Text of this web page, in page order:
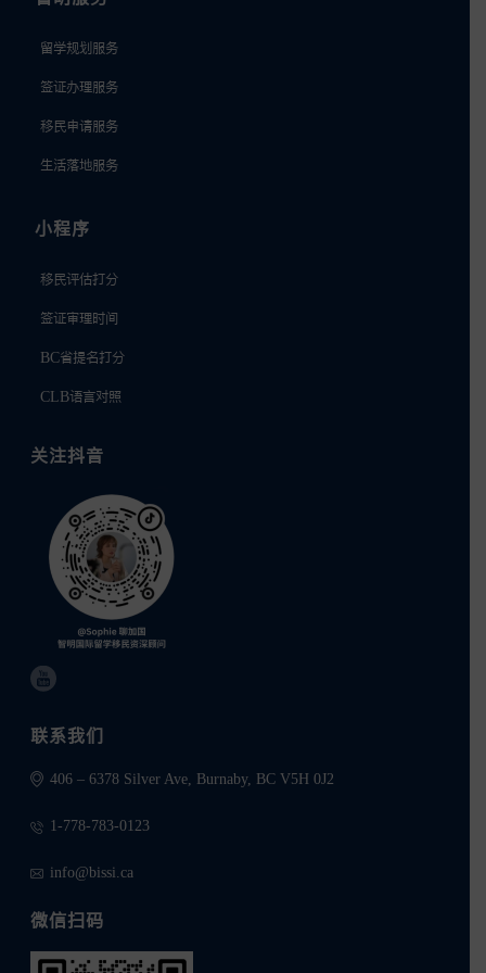
留学规划服务
签证办理服务
移民申请服务
生活落地服务
小程序
移民评估打分
签证审理时间
BC省提名打分
CLB语言对照
关注抖音
联系我们
406 – 6378 Silver Ave, Burnaby, BC V5H 0J2
1-778-783-0123
info@bissi.ca
微信扫码